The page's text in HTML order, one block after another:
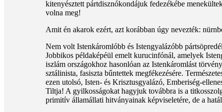
kitenyésztett pártdisznókondájuk fedezékébe
volna meg!
Amit én akarok ezért, azt korábban úgy nevezték:
Nem volt Istenkáromlóbb és Istengyalázóbb
Jobbikos példaképéül emelt kurucinfónál, amelyek
iszlám országokhoz hasonlóan az Istenkáromlást
sztálinista, fasiszta bűntettek megfékezésére.
ezen utolsó, Isten- és Krisztusgyalázó, Emberiség-
Tiltja! A gyilkosságokat hagyjuk továbbra is a
primitív államállati hitványainak képviseletére, de a